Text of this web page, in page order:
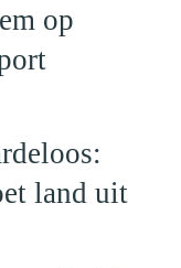
op
land uit